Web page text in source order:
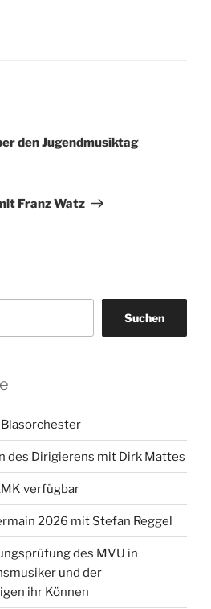
den Jugendmusiktag
Franz Watz
Suchen
des Dirigierens mit Dirk Mattes
verfügbar
2026 mit Stefan Reggel
des MVU in
und der
ihr Können